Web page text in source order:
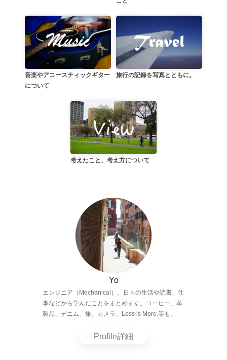
音楽やアコースティックギター
について
旅行の記録を写真とともに。
考えたこと、考え方について
Yo
エンジニア（Mechanical）。日々の生活や読書、仕
事などから学んだことをまとめます。コーヒー、革
製品、デニム、旅、カメラ、Less is More.等も。
Profile詳細